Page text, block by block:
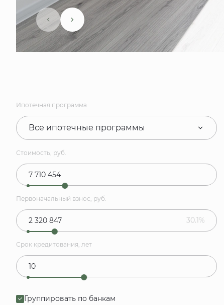
Ипотечная программа
Все ипотечные программы
Стоимость, руб.
Первоначальный взнос, руб.
30.1%
Срок кредитования, лет
Группировать по банкам